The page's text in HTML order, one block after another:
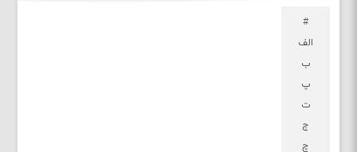
#
الف
ب
پ
ت
ج
چ